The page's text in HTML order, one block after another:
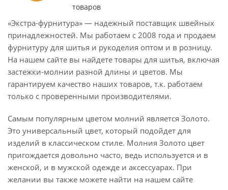
товаров
«Экстра-фурнитура» — надежный поставщик швейных
принадлежностей. Мы работаем с 2008 года и продаем
фурнитуру для шитья и рукоделия оптом и в розницу.
На нашем сайте вы найдете товары для шитья, включая
застежки-молнии разной длины и цветов. Мы
гарантируем качество наших товаров, т.к. работаем
только с проверенными производителями.
Самым популярным цветом молний является Золото.
Это универсальный цвет, который подойдет для
изделий в классическом стиле. Молния Золото цвет
пригождается довольно часто, ведь используется и в
женской, и в мужской одежде и аксессуарах. При
желании вы также можете найти на нашем сайте